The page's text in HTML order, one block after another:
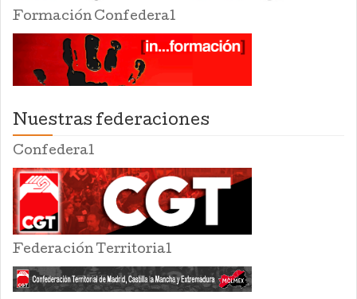
Formación Confederal
Nuestras federaciones
Confederal
Federación Territorial